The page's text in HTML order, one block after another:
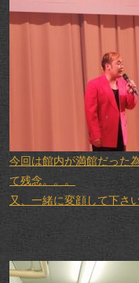
今回は館内が満館だった
て残念。。。
又、一緒に変顔して下